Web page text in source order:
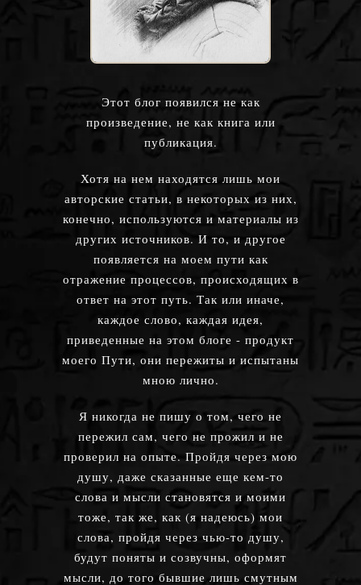
Этот блог появился не как
произведение, не как книга или
публикация.
Хотя на нем находятся лишь мои
авторские статьи, в некоторых из них,
конечно, используются и материалы из
других источников. И то, и другое
появляется на моем пути как
отражение процессов, происходящих в
ответ на этот путь. Так или иначе,
каждое слово, каждая идея,
приведенные на этом блоге - продукт
моего Пути, они пережиты и испытаны
мною лично.
Я никогда не пишу о том, чего не
пережил сам, чего не прожил и не
проверил на опыте. Пройдя через мою
душу, даже сказанные еще кем-то
слова и мысли становятся и моими
тоже, так же, как (я надеюсь) мои
слова, пройдя через чью-то душу,
будут поняты и созвучны, оформят
мысли, до того бывшие лишь смутным